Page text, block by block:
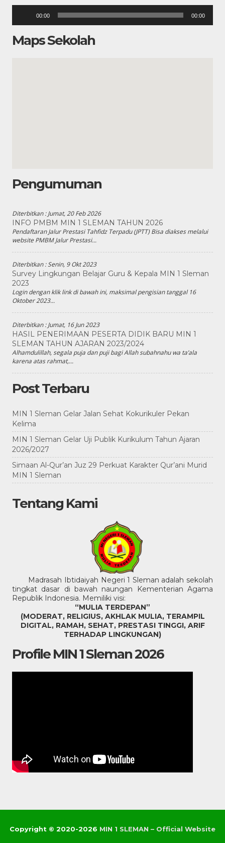
00:00 00:00
Maps Sekolah
Pengumuman
Diterbitkan :Jumat, 20 Feb 2026
INFO PMBM MIN 1 SLEMAN TAHUN 2026
Pendaftaran Jalur Prestasi Tahfidz Terpadu (JPTT) Bisa diakses melalui
website PMBM Jalur Prestasi...
Diterbitkan :Senin, 9 Okt 2023
Survey Lingkungan Belajar Guru & Kepala MIN 1 Sleman
2023
Login dengan klik link di bawah ini, maksimal pengisian tanggal 16
Oktober 2023...
Diterbitkan :Jumat, 16 Jun 2023
HASIL PENERIMAAN PESERTA DIDIK BARU MIN 1
SLEMAN TAHUN AJARAN 2023/2024
Alhamdulillah, segala puja dan puji bagi Allah subahnahu wa ta’ala
karena atas rahmat,...
Post Terbaru
MIN 1 Sleman Gelar Jalan Sehat Kokurikuler Pekan
Kelima
MIN 1 Sleman Gelar Uji Publik Kurikulum Tahun Ajaran
2026/2027
Simaan Al-Qur’an Juz 29 Perkuat Karakter Qur’ani Murid
MIN 1 Sleman
Tentang Kami
Madrasah Ibtidaiyah Negeri 1 Sleman adalah sekolah
tingkat dasar di bawah naungan Kementerian Agama
Republik Indonesia. Memiliki visi:
“MULIA TERDEPAN”
(MODERAT, RELIGIUS, AKHLAK MULIA, TERAMPIL
DIGITAL, RAMAH, SEHAT, PRESTASI TINGGI, ARIF
TERHADAP LINGKUNGAN)
Profile MIN 1 Sleman 2026
Copyright © 2020-2026 MIN 1 SLEMAN – Official Website